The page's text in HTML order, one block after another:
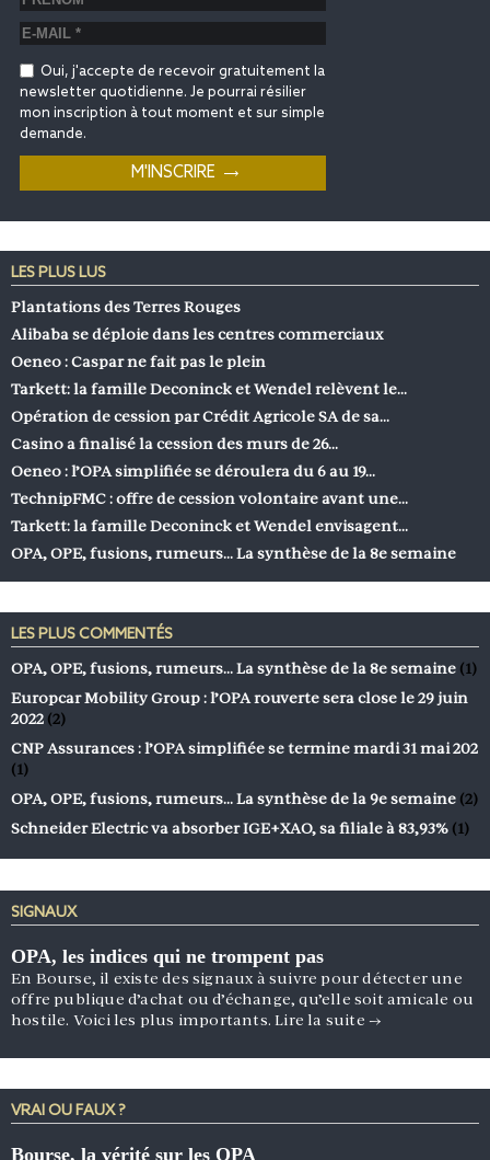
Oui, j'accepte de recevoir gratuitement la
newsletter quotidienne. Je pourrai résilier
mon inscription à tout moment et sur simple
demande.
LES PLUS LUS
Plantations des Terres Rouges
Alibaba se déploie dans les centres commerciaux
Oeneo : Caspar ne fait pas le plein
Tarkett: la famille Deconinck et Wendel relèvent le…
Opération de cession par Crédit Agricole SA de sa…
Casino a finalisé la cession des murs de 26…
Oeneo : l’OPA simplifiée se déroulera du 6 au 19…
TechnipFMC : offre de cession volontaire avant une…
Tarkett: la famille Deconinck et Wendel envisagent…
OPA, OPE, fusions, rumeurs… La synthèse de la 8e semaine
LES PLUS COMMENTÉS
OPA, OPE, fusions, rumeurs… La synthèse de la 8e semaine (1)
Europcar Mobility Group : l’OPA rouverte sera close le 29 juin
2022 (2)
CNP Assurances : l’OPA simplifiée se termine mardi 31 mai 202
(1)
OPA, OPE, fusions, rumeurs… La synthèse de la 9e semaine (2)
Schneider Electric va absorber IGE+XAO, sa filiale à 83,93% (1)
SIGNAUX
OPA, les indices qui ne trompent pas
En Bourse, il existe des signaux à suivre pour détecter une
offre publique d’achat ou d’échange, qu’elle soit amicale ou
hostile. Voici les plus importants.Lire la suite →
VRAI OU FAUX ?
Bourse, la vérité sur les OPA